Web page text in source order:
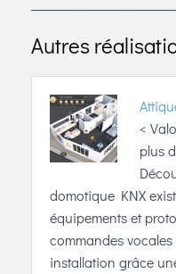
Autres
<
plus
domotique KNX
équipements et
commandes
installation grâce